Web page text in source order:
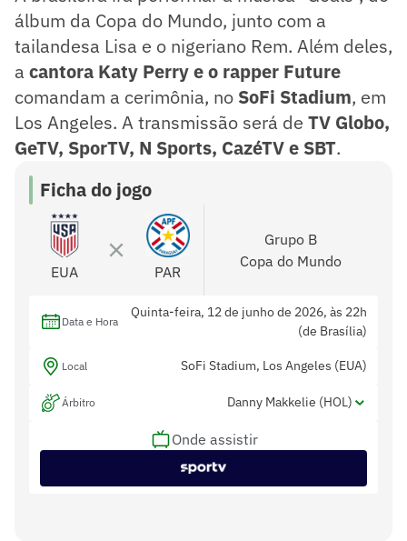
álbum da Copa do Mundo, junto com a
tailandesa Lisa e o nigeriano Rem. Além deles,
a cantora Katy Perry e o rapper Future
comandam a cerimônia, no SoFi Stadium, em
Los Angeles. A transmissão será de TV Globo,
GeTV, SporTV, N Sports, CazéTV e SBT.
Ficha do jogo
EUA PAR
Grupo B
Copa do Mundo
Data e Hora
Quinta-feira, 12 de junho de 2026, às 22h
(de Brasília)
Local SoFi Stadium, Los Angeles (EUA)
Árbitro Danny Makkelie (HOL)
Assistentes
Hessel Steegstra e Jan De Vries (ambos da
HOL)
Onde assistir